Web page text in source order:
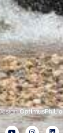
OptimusPhil.io